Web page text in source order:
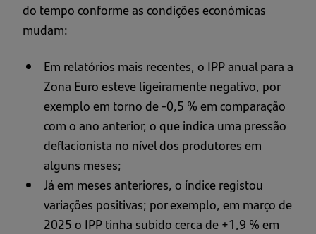
do tempo conforme as condições económicas
mudam:
Em relatórios mais recentes, o IPP anual para a
Zona Euro esteve ligeiramente negativo, por
exemplo em torno de -0,5 % em comparação
com o ano anterior, o que indica uma pressão
deflacionista no nível dos produtores em
alguns meses;
Já em meses anteriores, o índice registou
variações positivas; por exemplo, em março de
2025 o IPP tinha subido cerca de +1,9 % em